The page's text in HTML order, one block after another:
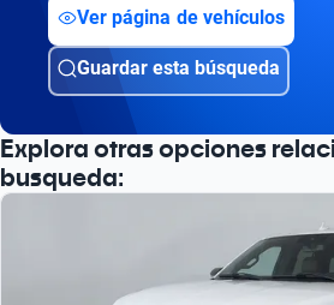
Ver página de vehículos
Guardar esta búsqueda
Explora otras opciones
busqueda: